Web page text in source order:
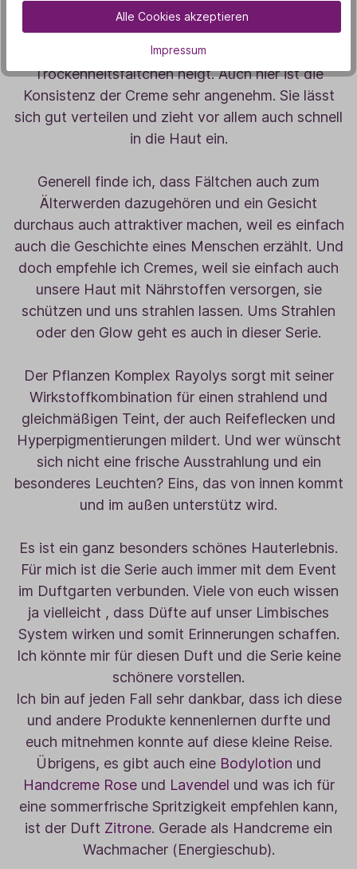
werden können. Die
Augencreme
Mitte 20 und früher, verwendet werden. Gern
auch auf der Haut über der Oberlippe, die auch zu
Trockenheitsfältchen neigt. Auch hier ist die
Konsistenz der Creme sehr angenehm. Sie lässt
sich gut verteilen und zieht vor allem auch schnell
in die Haut ein.
Generell finde ich, dass Fältchen auch zum
Älterwerden dazugehören und ein Gesicht
durchaus auch attraktiver machen, weil es einfach
auch die Geschichte eines Menschen erzählt. Und
doch empfehle ich Cremes, weil sie einfach auch
unsere Haut mit Nährstoffen versorgen, sie
schützen und uns strahlen lassen. Ums Strahlen
oder den Glow geht es auch in dieser Serie.
Der Pflanzen Komplex Rayolys sorgt mit seiner
Wirkstoffkombination für einen strahlend und
gleichmäßigen Teint, der auch Reifeflecken und
Hyperpigmentierungen mildert. Und wer wünscht
sich nicht eine frische Ausstrahlung und ein
besonderes Leuchten? Eins, das von innen kommt
und im außen unterstütz wird.
Es ist ein ganz besonders schönes Hauterlebnis.
Für mich ist die Serie auch immer mit dem Event
im Duftgarten verbunden. Viele von euch wissen
ja vielleicht , dass Düfte auf unser Limbisches
System wirken und somit Erinnerungen schaffen.
Ich könnte mir für diesen Duft und die Serie keine
schönere vorstellen.
Ich bin auf jeden Fall sehr dankbar, dass ich diese
und andere Produkte kennenlernen durfte und
euch mitnehmen konnte auf diese kleine Reise.
Übrigens, es gibt auch eine Bodylotion und
Handcreme Roseund Lavendel und was ich für
eine sommerfrische Spritzigkeit empfehlen kann,
ist der Duft Zitrone. Gerade als Handcreme ein
Wachmacher (Energieschub).
Alle Cookies akzeptieren
Impressum